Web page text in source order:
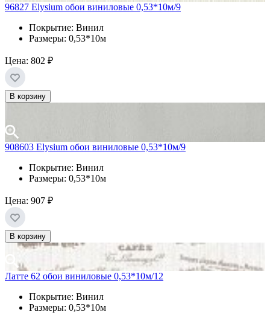
96827 Elysium обои виниловые 0,53*10м/9
Покрытие: Винил
Размеры: 0,53*10м
Цена: 802 ₽
В корзину
908603 Elysium обои виниловые 0,53*10м/9
Покрытие: Винил
Размеры: 0,53*10м
Цена: 907 ₽
В корзину
Латте 62 обои виниловые 0,53*10м/12
Покрытие: Винил
Размеры: 0,53*10м